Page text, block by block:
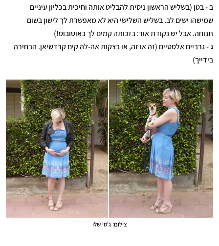
ב - בטן (בשליש הראשון ניסית להבליט אותה וחיכית בכליון עיניים
שמישהו ישים לב. בשליש השלישי היא לא מאפשרת לך לישון בשום
תנוחה. אבל יש נקודת אור: בזכותה קמים לך באוטובוס!)
ג - גרביים אלסטיים (זה או זה, או בצקות אה-לה קים קרדשיאן. הבחירה
בידייך)
צילום: ג'סי שלו